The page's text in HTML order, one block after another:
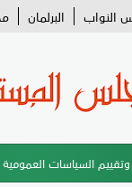
النواب البرلمان
وتقييم السياسات العمومية